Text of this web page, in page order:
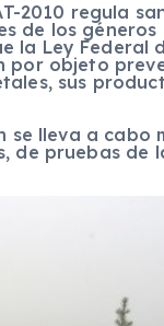
2010 regula
de los géneros
la Ley Federal
objeto
sus
lleva a cabo
de pruebas de